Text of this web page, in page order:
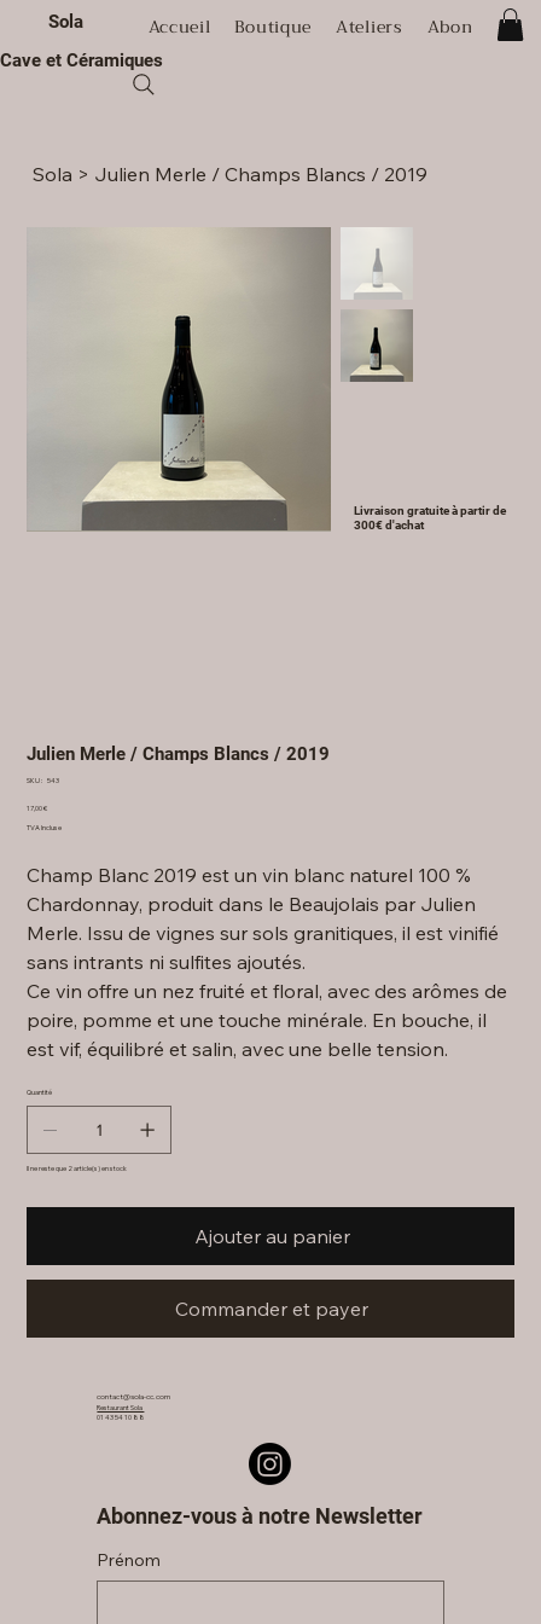
Cave et Céramiques
Sola Accueil Boutique Ateliers
Sola > Julien Merle / Champs Blancs / 2019
Julien Merle / Champs Blancs / 2019
SKU : SKU
543
Prix
17,00 €
TVA Incluse
Champ Blanc 2019 est un vin blanc naturel 100 %
Chardonnay, produit dans le Beaujolais par Julien
Merle. Issu de vignes sur sols granitiques, il est vinifié
sans intrants ni sulfites ajoutés.
Ce vin offre un nez fruité et floral, avec des arômes de
poire, pomme et une touche minérale. En bouche, il
est vif, équilibré et salin, avec une belle tension.
Quantité
Il ne reste que 2 article(s) en stock
Ajouter au panier
Commander et payer
Livraison gratuite à partir de
300€ d'achat
Abonnez-vous à notre Newsletter
Prénom
contact@sola-cc.com
Restaurant Sola
01 43 54 10 88